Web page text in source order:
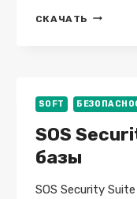
СКАЧАТЬ GPG4WIN
SOFT
SOS
базы
SOS Security